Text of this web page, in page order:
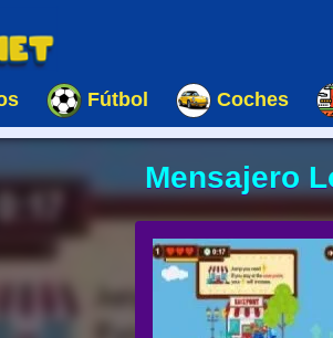
Fútbol Coches
Mensajero